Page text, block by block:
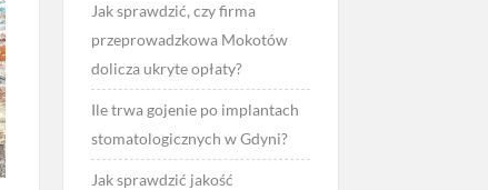
Jak sprawdzić, czy firma
przeprowadzkowa Mokotów
dolicza ukryte opłaty?
Ile trwa gojenie po implantach
stomatologicznych w Gdyni?
Jak sprawdzić jakość